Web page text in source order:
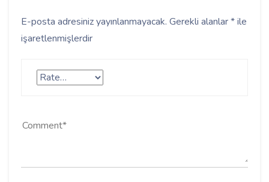
E-posta adresiniz yayınlanmayacak. Gerekli alanlar*ile
işaretlenmişlerdir